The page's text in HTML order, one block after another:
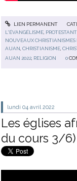
LIEN PERMANENT
L'ÉVANGÉLISME,
NOUVEAUX CHRISTIANISMES
AUAN,CHRISTIANISME,
AUAN 2022 RELIGION 0
lundi 04 avril 2022
Les églises
du cours 3/6)